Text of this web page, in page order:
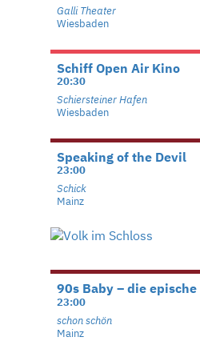
Galli Theater
Wiesbaden
Schiff Open Air Kino
20:30
Schiersteiner Hafen
Wiesbaden
Speaking of the Devil
23:00
Schick
Mainz
90s Baby – die
23:00
schon schön
Mainz